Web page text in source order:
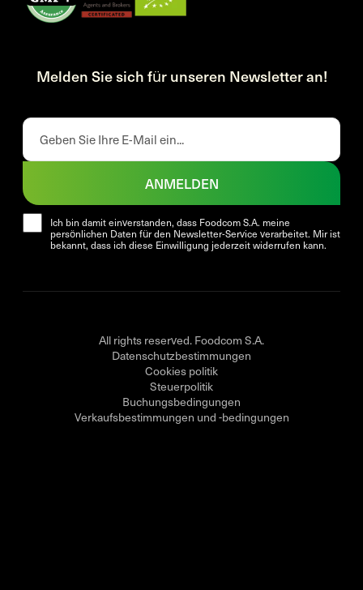
Melden Sie sich für unseren Newsletter an!
Ich bin damit einverstanden, dass Foodcom S.A. meine
persönlichen Daten für den Newsletter-Service verarbeitet. Mir ist
bekannt, dass ich diese Einwilligung jederzeit widerrufen kann.
ANMELDEN
All rights reserved. Foodcom S.A.
Datenschutzbestimmungen
Cookies politik
Steuerpolitik
Buchungsbedingungen
Verkaufsbestimmungen und -bedingungen